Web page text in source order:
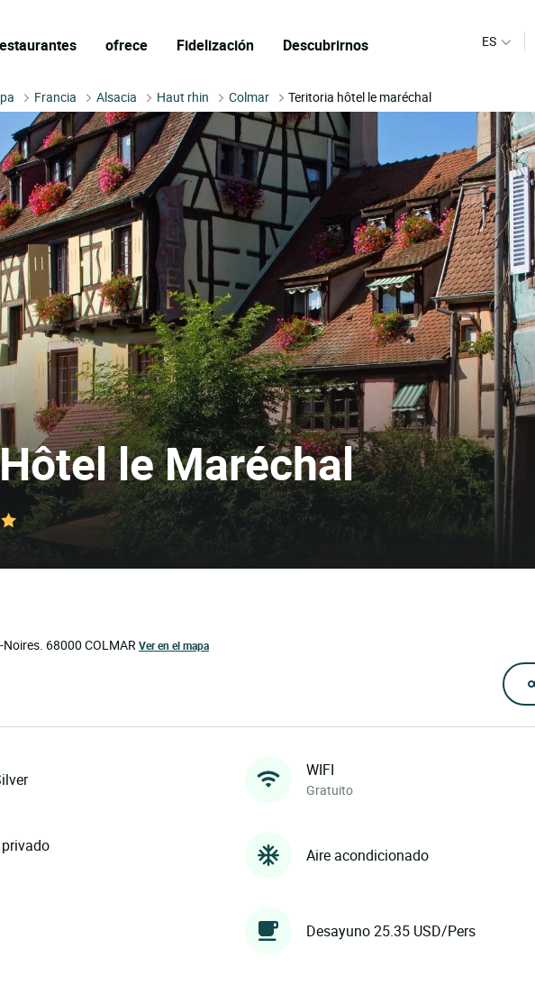
ofrece Fidelización Descubrirnos ES
Francia Alsacia Haut rhin Colmar Teritoria hôtel le maréchal
le Maréchal
68000 COLMAR Ver en el mapa
WIFI
Gratuito
Aire acondicionado
Desayuno 25.35 USD/Pers